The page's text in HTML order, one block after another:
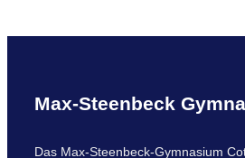
c
Max-Steenbeck
Das Max-Steenbeck-Gymnasium